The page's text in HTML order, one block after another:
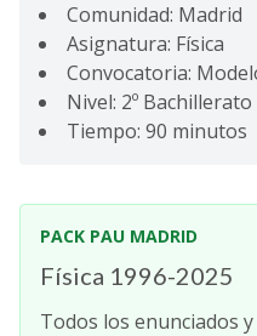
Comunidad: Madrid
Asignatura: Física
Convocatoria:
Nivel: 2º Bachillerato
Tiempo: 90 minutos
PACK PAU MADRID
Física 1996-2025
Todos los enunciados